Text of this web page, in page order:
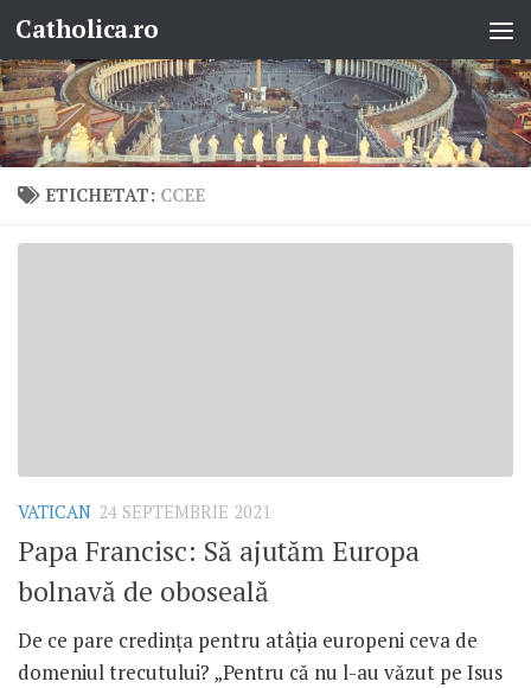
Skip to content
Catholica.ro
ETICHETAT: CCEE
VATICAN 24 SEPTEMBRIE 2021
Papa Francisc: Să ajutăm Europa
bolnavă de oboseală
De ce pare credința pentru atâția europeni ceva de
domeniul trecutului? „Pentru că nu l-au văzut pe Isus